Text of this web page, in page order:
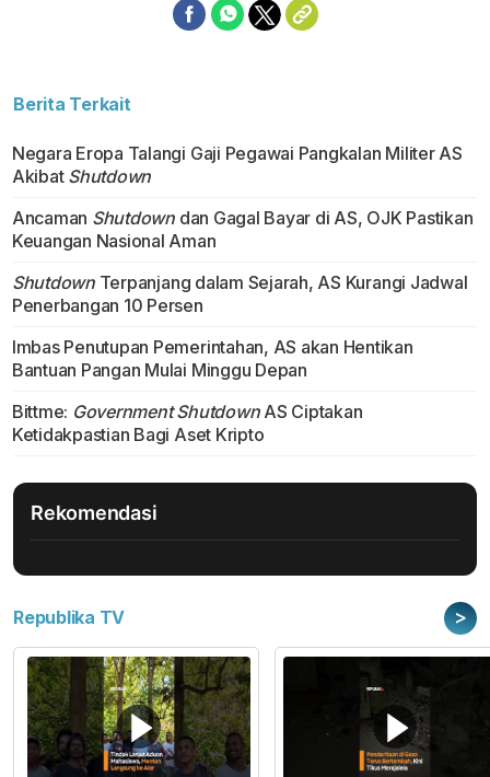
Berita Terkait
Negara Eropa Talangi Gaji Pegawai Pangkalan Militer AS
Akibat Shutdown
Ancaman Shutdown dan Gagal Bayar di AS, OJK Pastikan
Keuangan Nasional Aman
ShutdownTerpanjang dalam Sejarah, AS Kurangi Jadwal
Penerbangan 10 Persen
Imbas Penutupan Pemerintahan, AS akan Hentikan
Bantuan Pangan Mulai Minggu Depan
Bittme: Government ShutdownAS Ciptakan
Ketidakpastian Bagi Aset Kripto
Rekomendasi
Republika TV >